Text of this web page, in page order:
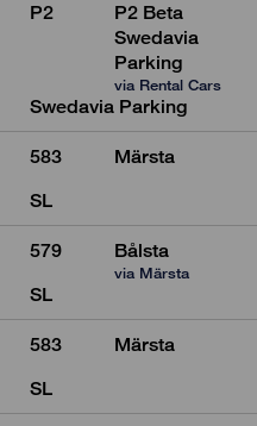
P2
P2 Beta
Swedavia
Parking
via Rental Cars
Swedavia Parking
583 Märsta
SL
579 Bålsta
via Märsta
SL
583 Märsta
SL